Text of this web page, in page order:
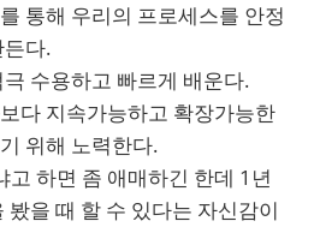
통해 우리의 프로세스를 안정
다.
수용하고 빠르게 배운다.
다 지속가능하고 확장가능한
위해 노력한다.
고 하면 좀 애매하긴 한데 1년
봤을 때 할 수 있다는 자신감이